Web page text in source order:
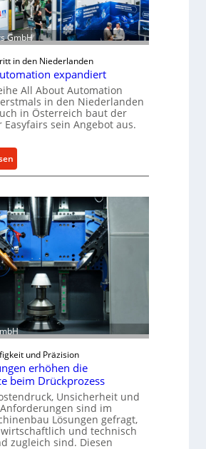
c
h
i
n
e
n
v
o
n
K
o
e
i
g
&
B
a
u
s
p
r
o
j
e
k
t
r
i
n
g
t
K
I
-
A
n
w
e
n
u
n
g
e
n
f
GmbH
in den Niederlanden
expandiert
All About Automation
in den Niederlanden
in Österreich baut der
Easyfairs sein Angebot aus.
:
A
l
A
b
o
u
A
u
t
o
m
a
t
i
o
n
e
und Präzision
erhöhen die
beim Drückprozess
Unsicherheit und
sind im
Lösungen gefragt,
und technisch
zugleich sind. Diesen